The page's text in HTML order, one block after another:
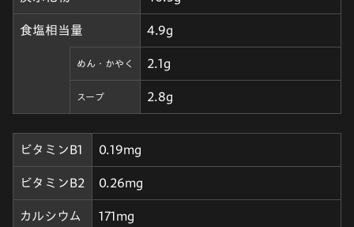
食塩相当量 4.9g
めん・かやく 2.1g
スープ 2.8g
ビタミンB1 0.19mg
ビタミンB2 0.26mg
カルシウム 171mg